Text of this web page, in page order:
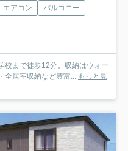
エアコン
バルコニー
校まで徒歩12分。収納はウォー
全居室収納など豊富... もっと見